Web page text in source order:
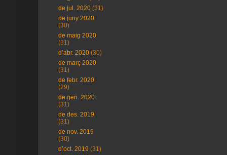
de jul. 2020 (31)
de juny 2020
(30)
de maig 2020
(31)
d’abr. 2020 (30)
de març 2020
(31)
de febr. 2020
(29)
de gen. 2020
(31)
de des. 2019
(31)
de nov. 2019
(30)
d’oct. 2019 (31)